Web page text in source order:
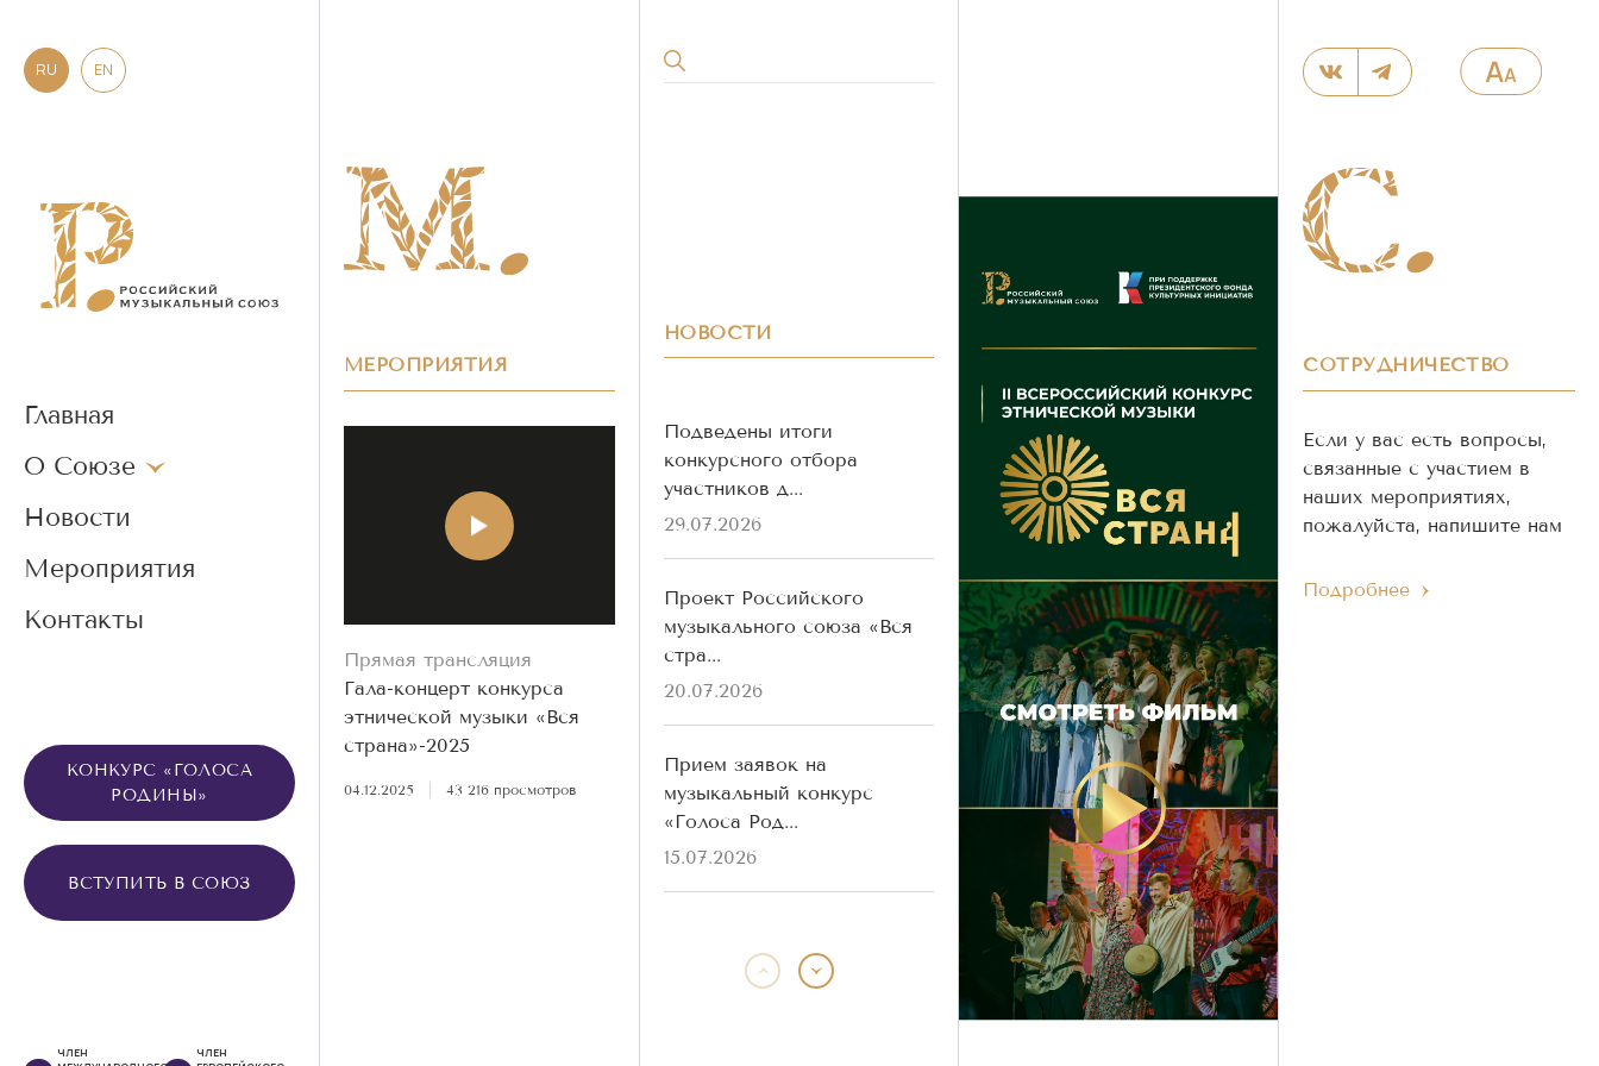
RU EN
Главная
О Союзе
Новости
Мероприятия
Контакты
КОНКУРС «ГОЛОСА
РОДИНЫ»
ВСТУПИТЬ В СОЮЗ
ЧЛЕН
ЧЛЕН
МЕРОПРИЯТИЯ
Прямая трансляция
Гала-концерт конкурса
этнической музыки «Вся
страна»-2025
04.12.2025 43 216 просмотров
НОВОСТИ
Подведены итоги
конкурсного отбора
участников д...
29.07.2026
Проект Российского
музыкального союза «Вся
стра...
20.07.2026
Прием заявок на
музыкальный конкурс
«Голоса Род...
15.07.2026
«Голоса Родины» разных
СОТРУДНИЧЕСТВО
Если у вас есть вопросы,
связанные с участием в
наших мероприятиях,
пожалуйста, напишите нам
Подробнее